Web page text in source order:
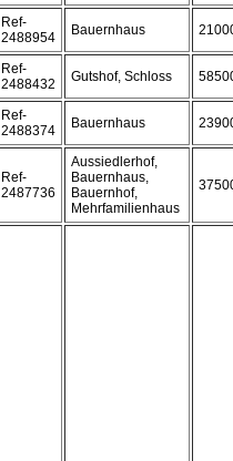
Ref-
2488954
Bauernhaus
Ref-
2488432
Gutshof, Schloss
Ref-
2488374
Bauernhaus
Ref-
2487736
Aussiedlerhof,
Bauernhaus,
Bauernhof,
Mehrfamilienhaus